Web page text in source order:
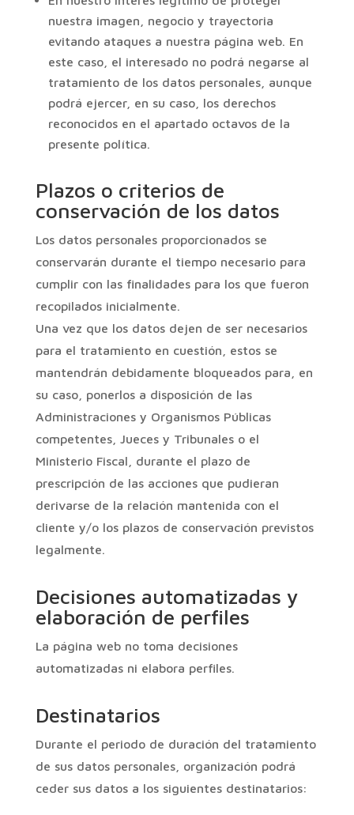
nuestra imagen, negocio y trayectoria
evitando ataques a nuestra página web. En
este caso, el interesado no podrá negarse al
tratamiento de los datos personales, aunque
podrá ejercer, en su caso, los derechos
reconocidos en el apartado octavos de la
presente política.
Plazos o criterios de
conservación de los datos
Los datos personales proporcionados se
conservarán durante el tiempo necesario para
cumplir con las finalidades para los que fueron
recopilados inicialmente.
Una vez que los datos dejen de ser necesarios
para el tratamiento en cuestión, estos se
mantendrán debidamente bloqueados para, en
su caso, ponerlos a disposición de las
Administraciones y Organismos Públicas
competentes, Jueces y Tribunales o el
Ministerio Fiscal, durante el plazo de
prescripción de las acciones que pudieran
derivarse de la relación mantenida con el
cliente y/o los plazos de conservación previstos
legalmente.
Decisiones automatizadas y
elaboración de perfiles
La página web no toma decisiones
automatizadas ni elabora perfiles.
Destinatarios
Durante el periodo de duración del tratamiento
de sus datos personales, organización podrá
ceder sus datos a los siguientes destinatarios: